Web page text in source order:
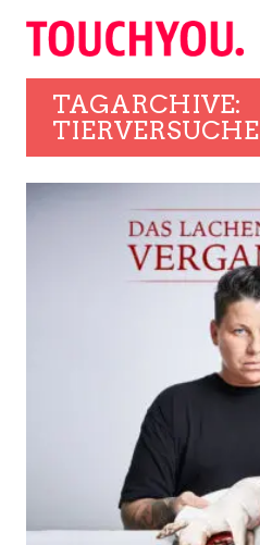
TAGARCHIVE:
TIERVERSUCHE